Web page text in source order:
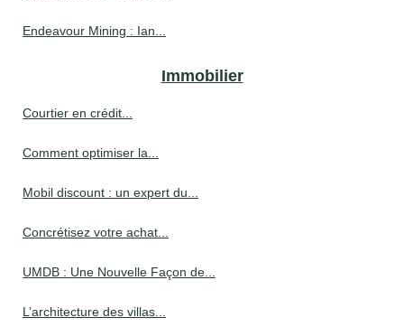
Endeavour Mining : Ian...
Immobilier
Courtier en crédit...
Comment optimiser la...
Mobil discount : un expert du...
Concrétisez votre achat...
UMDB : Une Nouvelle Façon de...
L’architecture des villas...